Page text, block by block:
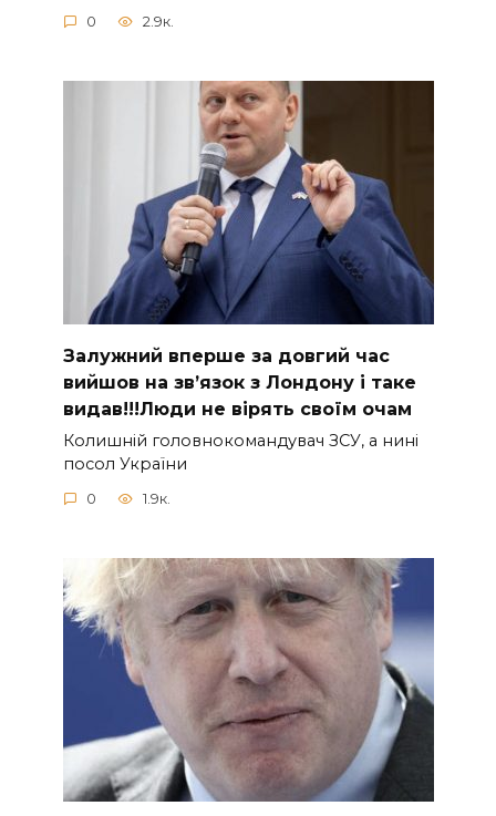
0 2.9к.
Зaлужний вперше за довгий час
вийшов на зв’язок з Лoндону і таке
видав!!!Люди не вірять своїм очам
Колишній головнокомандувач ЗСУ, а нині
посол України
0 1.9к.